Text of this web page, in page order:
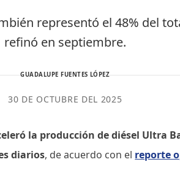
representó el 48% del
refinó en septiembre.
GUADALUPE FUENTES LÓPEZ
30 DE OCTUBRE DEL 2025
la producción de diésel Ultra
diarios, de acuerdo con el reporte